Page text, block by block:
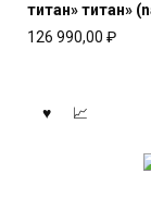
титан» титан»
126 990,00 ₽